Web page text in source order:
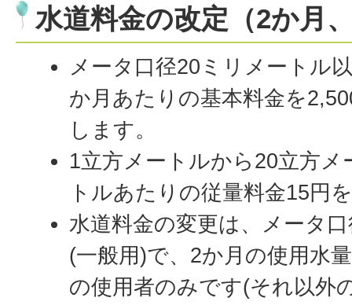
水道料金の改定（2か月
メータ口径20ミリメートル
か月あたりの基本料金を
します。
1立方メートルから20立方
トルあたりの従量料金15円
水道料金の変更は、メータ
(一般用)で、2か月の使用水
の使用者のみです(それ以外